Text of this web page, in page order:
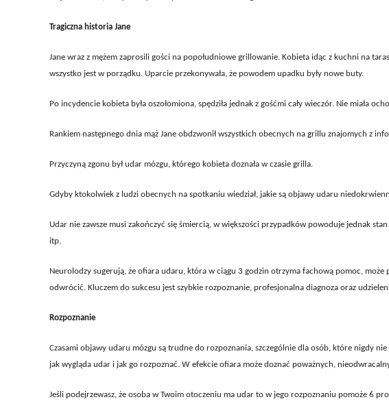
Tragiczna historia Jane
Jane wraz z mężem zaprosili gości na popołudniowe grillowanie. Kobieta idąc z kuchni na
wszystko jest w porządku. Uparcie przekonywała, że powodem upadku były nowe buty.
Po incydencie kobieta była oszołomiona, spędziła jednak z gośćmi cały wieczór. Nie miała
Rankiem następnego dnia mąż Jane obdzwonił wszystkich obecnych na grillu znajomych z
Przyczyną zgonu był udar mózgu, którego kobieta doznała w czasie grilla.
Gdyby ktokolwiek z ludzi obecnych na spotkaniu wiedział, jakie są objawy udaru
Udar nie zawsze musi zakończyć się śmiercią, w większości przypadków powoduje jednak
itp.
Neurolodzy sugerują, że ofiara udaru, która w ciągu 3 godzin otrzyma fachową pomoc,
odwrócić. Kluczem do sukcesu jest szybkie rozpoznanie, profesjonalna diagnoza oraz
Rozpoznanie
Czasami objawy udaru mózgu są trudne do rozpoznania, szczególnie dla osób, które nigdy
jak wygląda udar i jak go rozpoznać. W efekcie ofiara może doznać poważnych,
Jeśli podejrzewasz, że osoba w Twoim otoczeniu ma udar to w jego rozpoznaniu pomoże 6